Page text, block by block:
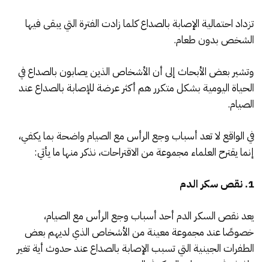
تزداد احتمالية الإصابة بالصداع كلما زادت الفترة التي يبقى فيها
الشخص بدون طعام.
وتشير بعض الأبحاث إلى أن الأشخاص الذين يصابون بالصداع في
الحياة اليومية بشكل متكرر هم أكثر عرضة للإصابة بالصداع عند
الصيام.
في الواقع لا تعد أسباب وجع الرأس مع الصيام واضحة بما يكفي،
إنما يقترح العلماء مجموعة من الاقتراحات، نذكر منها ما يأتي:
1. نقص سكر الدم
يعد نقص السكر الدم أحد أسباب وجع الرأس مع الصيام،
خصوصًا عند مجموعة معينة من الأشخاص الذي لديهم بعض
الطفرات الجينية التي تسبب الإصابة بالصداع عند حدوث أية تغير